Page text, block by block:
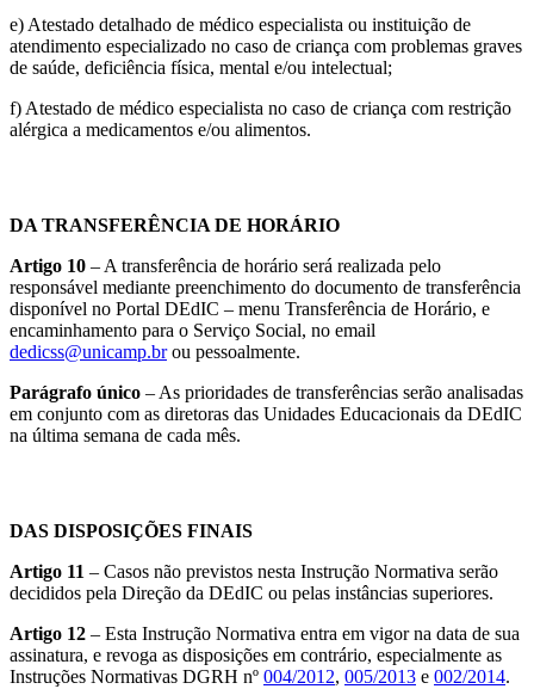
e) Atestado detalhado de médico especialista ou instituição de
atendimento especializado no caso de criança com problemas graves
de saúde, deficiência física, mental e/ou intelectual;
f) Atestado de médico especialista no caso de criança com restrição
alérgica a medicamentos e/ou alimentos.
DA TRANSFERÊNCIA DE HORÁRIO
Artigo 10 – A transferência de horário será realizada pelo
responsável mediante preenchimento do documento de transferência
disponível no Portal DEdIC – menu Transferência de Horário, e
encaminhamento para o Serviço Social, no email
dedicss@unicamp.brou pessoalmente.
Parágrafo único – As prioridades de transferências serão analisadas
em conjunto com as diretoras das Unidades Educacionais da DEdIC
na última semana de cada mês.
DAS DISPOSIÇÕES FINAIS
Artigo 11 – Casos não previstos nesta Instrução Normativa serão
decididos pela Direção da DEdIC ou pelas instâncias superiores.
Artigo 12 – Esta Instrução Normativa entra em vigor na data de sua
assinatura, e revoga as disposições em contrário, especialmente as
Instruções Normativas DGRH nº 004/2012, 005/2013 e 002/2014.